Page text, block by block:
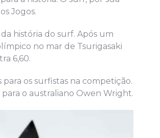
Jogos.
história do surf. Após um
no mar de Tsurigasaki
6,60.
os surfistas na competição.
o australiano Owen Wright.